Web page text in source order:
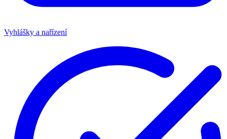
Vyhlášky a nařízení